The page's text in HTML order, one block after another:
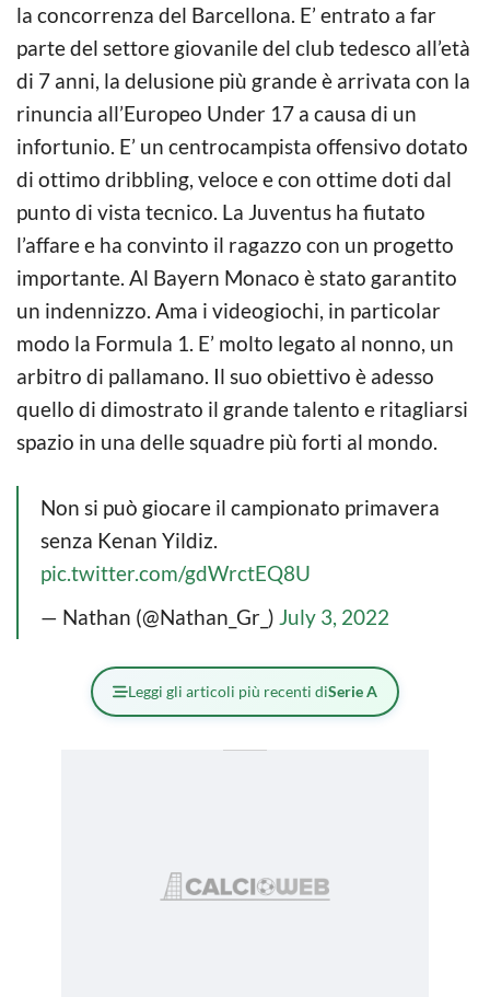
la concorrenza del Barcellona. E’ entrato a far
parte del settore giovanile del club tedesco all’età
di 7 anni, la delusione più grande è arrivata con la
rinuncia all’Europeo Under 17 a causa di un
infortunio. E’ un centrocampista offensivo dotato
di ottimo dribbling, veloce e con ottime doti dal
punto di vista tecnico. La Juventus ha fiutato
l’affare e ha convinto il ragazzo con un progetto
importante. Al Bayern Monaco è stato garantito
un indennizzo. Ama i videogiochi, in particolar
modo la Formula 1. E’ molto legato al nonno, un
arbitro di pallamano. Il suo obiettivo è adesso
quello di dimostrato il grande talento e ritagliarsi
spazio in una delle squadre più forti al mondo.
Non si può giocare il campionato primavera
senza Kenan Yildiz.
pic.twitter.com/gdWrctEQ8U
— Nathan (@Nathan_Gr_) July 3, 2022
Leggi gli articoli più recenti diSerie A